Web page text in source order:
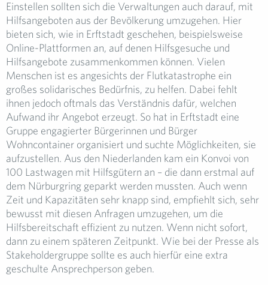
Einstellen sollten sich die Verwaltungen auch darauf, mit
Hilfsangeboten aus der Bevölkerung umzugehen. Hier
bieten sich, wie in Erftstadt geschehen, beispielsweise
Online-Plattformen an, auf denen Hilfsgesuche und
Hilfsangebote zusammenkommen können. Vielen
Menschen ist es angesichts der Flutkatastrophe ein
großes solidarisches Bedürfnis, zu helfen. Dabei fehlt
ihnen jedoch oftmals das Verständnis dafür, welchen
Aufwand ihr Angebot erzeugt. So hat in Erftstadt eine
Gruppe engagierter Bürgerinnen und Bürger
Wohncontainer organisiert und suchte Möglichkeiten, sie
aufzustellen. Aus den Niederlanden kam ein Konvoi von
100 Lastwagen mit Hilfsgütern an – die dann erstmal auf
dem Nürburgring geparkt werden mussten. Auch wenn
Zeit und Kapazitäten sehr knapp sind, empfiehlt sich, sehr
bewusst mit diesen Anfragen umzugehen, um die
Hilfsbereitschaft effizient zu nutzen. Wenn nicht sofort,
dann zu einem späteren Zeitpunkt. Wie bei der Presse als
Stakeholdergruppe sollte es auch hierfür eine extra
geschulte Ansprechperson geben.